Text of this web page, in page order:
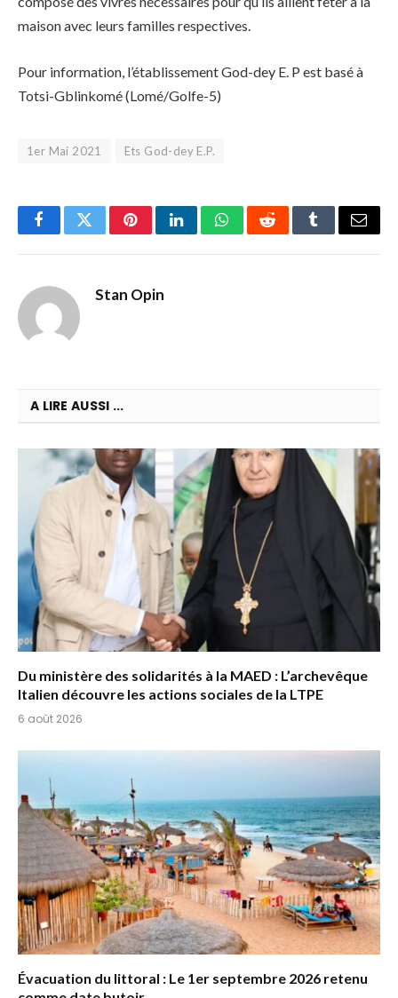
maison avec leurs familles respectives.
Pour information, l’établissement God-dey E. P est basé à
Totsi-Gblinkomé (Lomé/Golfe-5)
1er Mai 2021 Ets God-dey E.P.
FacebookTwitterPinterestLinkedInWhatsAppRedditTumblrEmail
Stan Opin
A LIRE AUSSI ...
Du ministère des solidarités à la MAED : L’archevêque
Italien découvre les actions sociales de la LTPE
6 août 2026
Évacuation du littoral : Le 1er septembre 2026 retenu